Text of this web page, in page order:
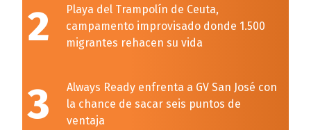
2
Playa del Trampolín de Ceuta,
campamento improvisado donde 1.500
migrantes rehacen su vida
3
Always Ready enfrenta a GV San José con
la chance de sacar seis puntos de
ventaja